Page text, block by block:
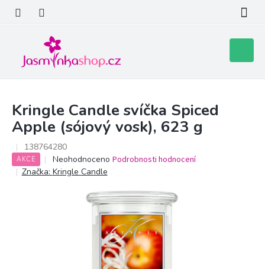
obsah
košík
Kringle Candle svíčka Spiced
Apple (sójový vosk), 623 g
138764280
AKCE
Průměrné
hodnocení
Neohodnoceno Podrobnosti hodnocení
Značka: Kringle Candle